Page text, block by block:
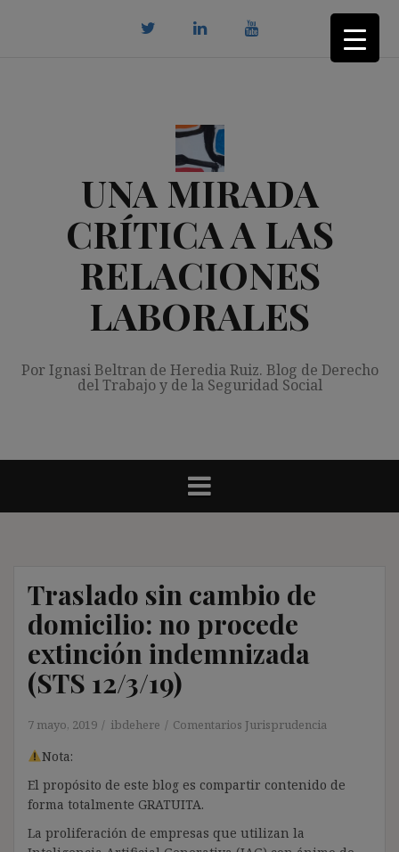
UNA MIRADA
CRÍTICA A LAS
RELACIONES
LABORALES
Por Ignasi Beltran de Heredia Ruiz. Blog de Derecho
del Trabajo y de la Seguridad Social
Traslado sin cambio de
domicilio: no procede
extinción indemnizada
(STS 12/3/19)
7 mayo, 2019 ibdehere Comentarios Jurisprudencia
Nota:
El propósito de este blog es compartir contenido de
forma totalmente GRATUITA.
La proliferación de empresas que utilizan la